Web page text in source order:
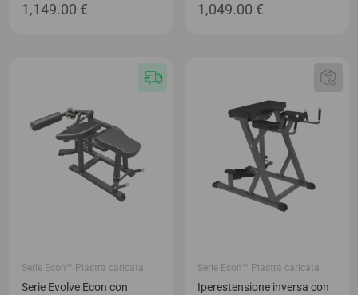
1,149.00 € 1,049.00 €
Serie Econ™ Piastra caricata
Serie Evolve Econ con
Serie Econ™ Piastra caricata
Iperestensione inversa con